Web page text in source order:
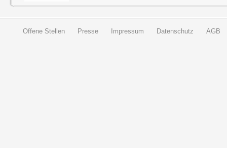
Offene Stellen Presse Impressum Datenschutz AGB